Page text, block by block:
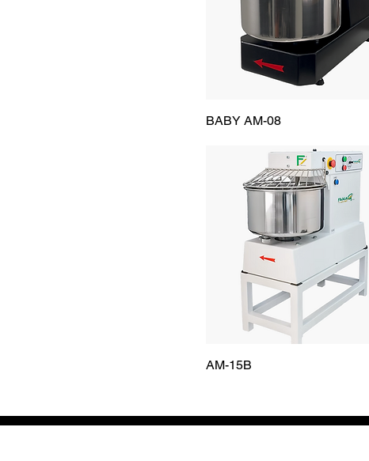
BABY AM-08
AM-15B